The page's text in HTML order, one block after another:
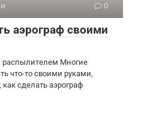
0
аэрограф своими
распылителем Многие
что-то своими руками,
сделать аэрограф